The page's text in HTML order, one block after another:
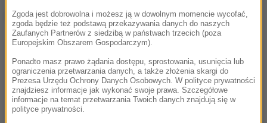
Dalsza część artykułu pod materiałem video:
Zgoda jest dobrowolna i możesz ją w dowolnym momencie wycofać,
zgoda będzie też podstawą przekazywania danych do naszych
Zaufanych Partnerów z siedzibą w państwach trzecich (poza
Europejskim Obszarem Gospodarczym).
Ponadto masz prawo żądania dostępu, sprostowania, usunięcia lub
ograniczenia przetwarzania danych, a także złożenia skargi do
Prezesa Urzędu Ochrony Danych Osobowych. W polityce prywatności
znajdziesz informacje jak wykonać swoje prawa. Szczegółowe
informacje na temat przetwarzania Twoich danych znajdują się w
polityce prywatności.